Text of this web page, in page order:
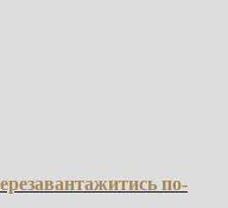
по-